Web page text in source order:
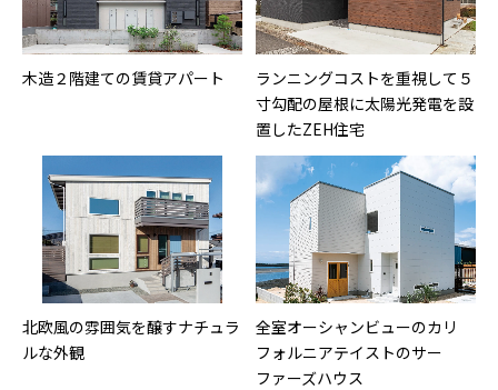
木造２階建ての賃貸アパート
ランニングコストを重視して５
寸勾配の屋根に太陽光発電を設
置したZEH住宅
北欧風の雰囲気を醸すナチュラ
ルな外観
全室オーシャンビューのカリ
フォルニアテイストのサー
ファーズハウス